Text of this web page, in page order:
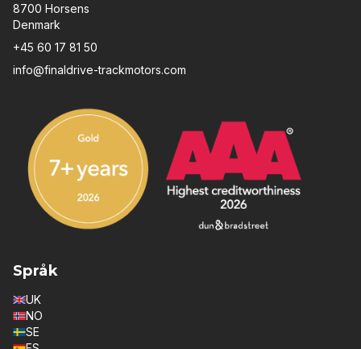
8700 Horsens
Denmark
+45 60 17 81 50
info@finaldrive-trackmotors.com
Språk
UK
NO
SE